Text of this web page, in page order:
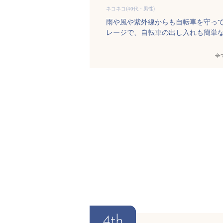
ネコネコ(40代・男性)
雨や風や紫外線からも自転車を守っ
レージで、自転車の出し入れも簡単
全